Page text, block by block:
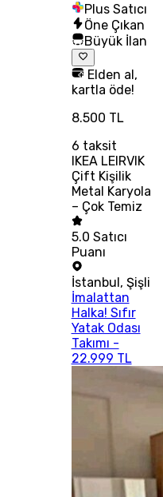
Plus Satıcı
Öne Çıkan
Büyük İlan
Elden al,
kartla öde!
8.500 TL
6 taksit
IKEA LEIRVIK
Çift Kişilik
Metal Karyola
– Çok Temiz
5.0 Satıcı
Puanı
İstanbul, Şişli
İmalattan
Halka! Sıfır
Yatak Odası
Takımı -
22.999 TL